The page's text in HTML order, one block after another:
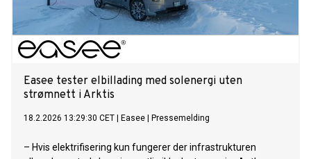
Easee tester elbillading med solenergi uten
strømnett i Arktis
18.2.2026 13:29:30 CET Easee Pressemelding
– Hvis elektrifisering kun fungerer der infrastrukturen